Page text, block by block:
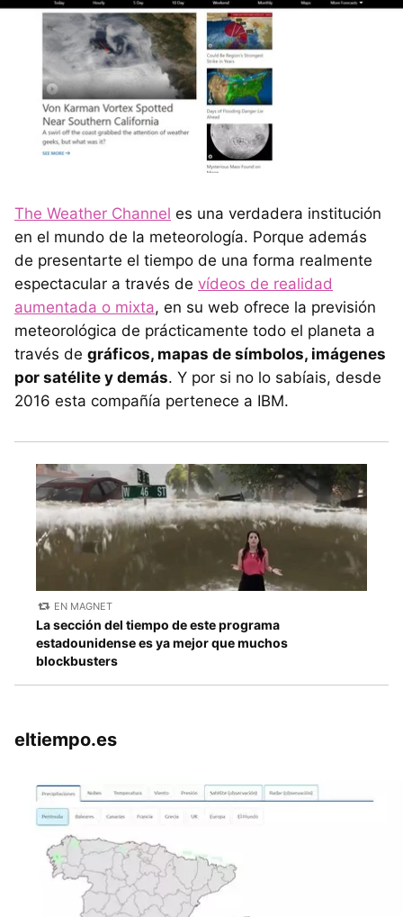
The Weather Channel es una verdadera institución
en el mundo de la meteorología. Porque además
de presentarte el tiempo de una forma realmente
espectacular a través de vídeos de realidad
aumentada o mixta, en su web ofrece la previsión
meteorológica de prácticamente todo el planeta a
través de gráficos, mapas de símbolos, imágenes
por satélite y demás. Y por si no lo sabíais, desde
2016 esta compañía pertenece a IBM.
EN MAGNET
La sección del tiempo de este programa
estadounidense es ya mejor que muchos
blockbusters
eltiempo.es